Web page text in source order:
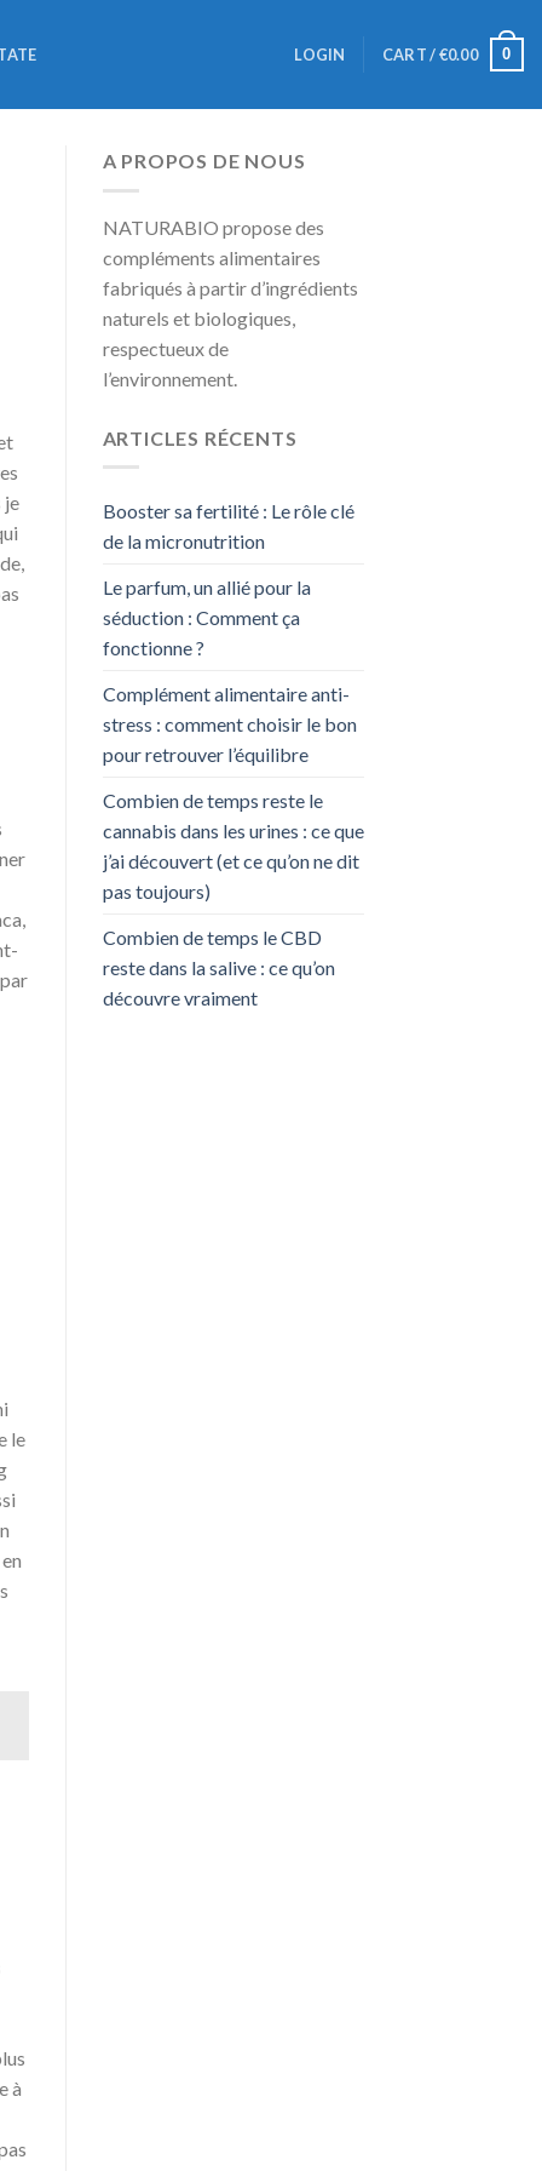
LOGIN CART /€0.00 0
je
le
à
A PROPOS DE NOUS
NATURABIO propose des
compléments alimentaires
fabriqués à partir d’ingrédients
naturels et biologiques,
respectueux de
l’environnement.
ARTICLES RÉCENTS
Booster sa fertilité : Le rôle clé
de la micronutrition
Le parfum, un allié pour la
séduction : Comment ça
fonctionne ?
Complément alimentaire anti-
stress : comment choisir le bon
pour retrouver l’équilibre
Combien de temps reste le
cannabis dans les urines : ce que
j’ai découvert (et ce qu’on ne dit
pas toujours)
Combien de temps le CBD
reste dans la salive : ce qu’on
découvre vraiment